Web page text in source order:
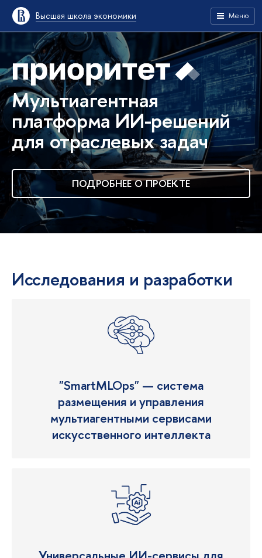
Высшая школа экономики Меню
Мультиагентная
платформа ИИ-решений
для отраслевых задач
ПОДРОБНЕЕ О ПРОЕКТЕ
Исследования и разработки
"SmartMLOps" — система
размещения и управления
мультиагентными сервисами
искусственного интеллекта